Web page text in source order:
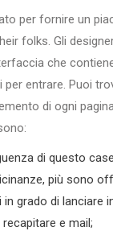
per fornire un
folks. Gli
che
entrare. Puoi
di ogni
di questo
più sono
in grado di lanciare
e mail;